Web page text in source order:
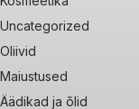
Uncategorized
Oliivid
Maiustused
Äädikad ja õlid